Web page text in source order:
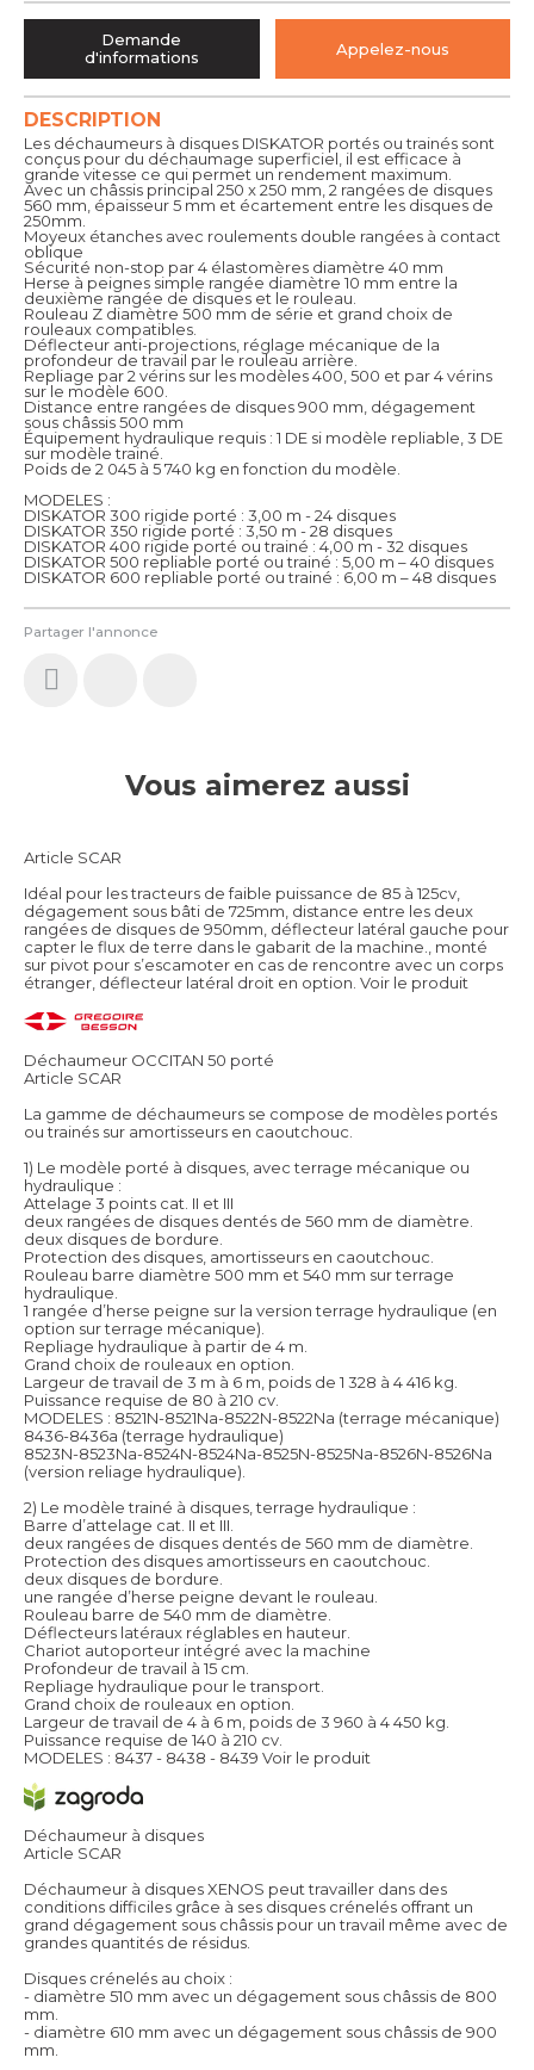
Partager l'annonce
DESCRIPTION
Les déchaumeurs à disques DISKATOR portés ou trainés sont
conçus pour du déchaumage superficiel, il est efficace à
grande vitesse ce qui permet un rendement maximum.
Avec un châssis principal 250 x 250 mm, 2 rangées de disques
560 mm, épaisseur 5 mm et écartement entre les disques de
250mm.
Moyeux étanches avec roulements double rangées à contact
oblique
Sécurité non-stop par 4 élastomères diamètre 40 mm
Herse à peignes simple rangée diamètre 10 mm entre la
deuxième rangée de disques et le rouleau.
Rouleau Z diamètre 500 mm de série et grand choix de
rouleaux compatibles.
Déflecteur anti-projections, réglage mécanique de la
profondeur de travail par le rouleau arrière.
Repliage par 2 vérins sur les modèles 400, 500 et par 4 vérins
sur le modèle 600.
Distance entre rangées de disques 900 mm, dégagement
sous châssis 500 mm
Équipement hydraulique requis : 1 DE si modèle repliable, 3 DE
sur modèle trainé.
Poids de 2 045 à 5 740 kg en fonction du modèle.
MODELES :
DISKATOR 300 rigide porté : 3,00 m - 24 disques
DISKATOR 350 rigide porté : 3,50 m - 28 disques
DISKATOR 400 rigide porté ou trainé : 4,00 m - 32 disques
DISKATOR 500 repliable porté ou trainé : 5,00 m – 40 disques
DISKATOR 600 repliable porté ou trainé : 6,00 m – 48 disques
Demande
d'informations
Appelez-nous
Vous aimerez aussi
Article SCAR
Idéal pour les tracteurs de faible puissance de 85 à 125cv,
dégagement sous bâti de 725mm, distance entre les deux
rangées de disques de 950mm, déflecteur latéral gauche pour
capter le flux de terre dans le gabarit de la machine., monté
sur pivot pour s’escamoter en cas de rencontre avec un corps
étranger, déflecteur latéral droit en option. Voir le produit
Déchaumeur OCCITAN 50 porté
Article SCAR
La gamme de déchaumeurs se compose de modèles portés
ou trainés sur amortisseurs en caoutchouc.
1) Le modèle porté à disques, avec terrage mécanique ou
hydraulique :
Attelage 3 points cat. II et III
deux rangées de disques dentés de 560 mm de diamètre.
deux disques de bordure.
Protection des disques, amortisseurs en caoutchouc.
Rouleau barre diamètre 500 mm et 540 mm sur terrage
hydraulique.
1 rangée d’herse peigne sur la version terrage hydraulique (en
option sur terrage mécanique).
Repliage hydraulique à partir de 4 m.
Grand choix de rouleaux en option.
Largeur de travail de 3 m à 6 m, poids de 1 328 à 4 416 kg.
Puissance requise de 80 à 210 cv.
MODELES : 8521N-8521Na-8522N-8522Na (terrage mécanique)
8436-8436a (terrage hydraulique)
8523N-8523Na-8524N-8524Na-8525N-8525Na-8526N-8526Na
(version reliage hydraulique).
2) Le modèle trainé à disques, terrage hydraulique :
Barre d’attelage cat. II et III.
deux rangées de disques dentés de 560 mm de diamètre.
Protection des disques amortisseurs en caoutchouc.
deux disques de bordure.
une rangée d’herse peigne devant le rouleau.
Rouleau barre de 540 mm de diamètre.
Déflecteurs latéraux réglables en hauteur.
Chariot autoporteur intégré avec la machine
Profondeur de travail à 15 cm.
Repliage hydraulique pour le transport.
Grand choix de rouleaux en option.
Largeur de travail de 4 à 6 m, poids de 3 960 à 4 450 kg.
Puissance requise de 140 à 210 cv.
MODELES : 8437 - 8438 - 8439 Voir le produit
Déchaumeur à disques
Article SCAR
Déchaumeur à disques XENOS peut travailler dans des
conditions difficiles grâce à ses disques crénelés offrant un
grand dégagement sous châssis pour un travail même avec de
grandes quantités de résidus.
Disques crénelés au choix :
- diamètre 510 mm avec un dégagement sous châssis de 800
mm.
- diamètre 610 mm avec un dégagement sous châssis de 900
mm.